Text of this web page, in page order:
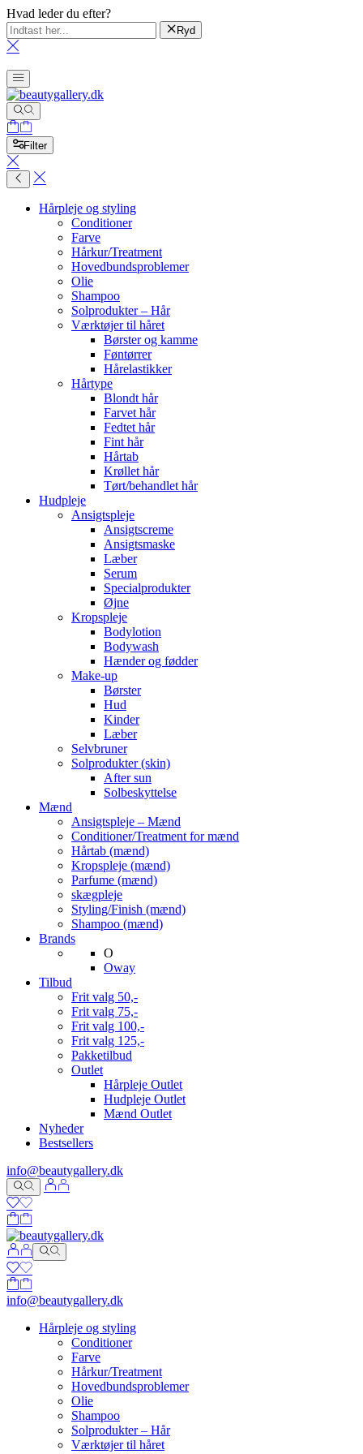
Hvad leder du efter?
Ryd
Filter
Hårpleje og styling
Conditioner
Farve
Hårkur/Treatment
Hovedbundsproblemer
Olie
Shampoo
Solprodukter – Hår
Værktøjer til håret
Børster og kamme
Føntørrer
Hårelastikker
Hårtype
Blondt hår
Farvet hår
Fedtet hår
Fint hår
Hårtab
Krøllet hår
Tørt/behandlet hår
Hudpleje
Ansigtspleje
Ansigtscreme
Ansigtsmaske
Læber
Serum
Specialprodukter
Øjne
Kropspleje
Bodylotion
Bodywash
Hænder og fødder
Make-up
Børster
Hud
Kinder
Læber
Selvbruner
Solprodukter (skin)
After sun
Solbeskyttelse
Mænd
Ansigtspleje – Mænd
Conditioner/Treatment for mænd
Hårtab (mænd)
Kropspleje (mænd)
Parfume (mænd)
skægpleje
Styling/Finish (mænd)
Shampoo (mænd)
Brands
O
Oway
Tilbud
Frit valg 50,-
Frit valg 75,-
Frit valg 100,-
Frit valg 125,-
Pakketilbud
Outlet
Hårpleje Outlet
Hudpleje Outlet
Mænd Outlet
Nyheder
Bestsellers
info@beautygallery.dk
info@beautygallery.dk
Hårpleje og styling
Conditioner
Farve
Hårkur/Treatment
Hovedbundsproblemer
Olie
Shampoo
Solprodukter – Hår
Værktøjer til håret